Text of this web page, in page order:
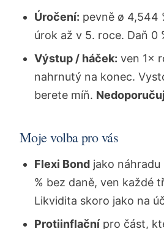
Úročení: pevně ø 4,544
úrok až v 5. roce. Daň 0
Výstup / háček: ven 1×
nahrnutý na konec.
berete míň.
Moje volba pro vás
Flexi Bond jako
% bez daně, ven každé
Likvidita skoro jako na
Protiinflační pro část,